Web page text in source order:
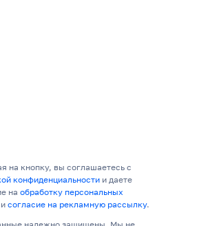
на кнопку, вы соглашаетесь с
конфиденциальности и даете
на обработку персональных
и согласие на рекламную рассылку.